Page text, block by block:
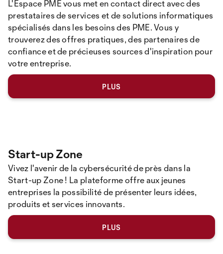
L'Espace PME vous met en contact direct avec des
prestataires de services et de solutions informatiques
spécialisés dans les besoins des PME. Vous y
trouverez des offres pratiques, des partenaires de
confiance et de précieuses sources d'inspiration pour
votre entreprise.
PLUS
Start-up Zone
Vivez l'avenir de la cybersécurité de près dans la
Start-up Zone ! La plateforme offre aux jeunes
entreprises la possibilité de présenter leurs idées,
produits et services innovants.
PLUS